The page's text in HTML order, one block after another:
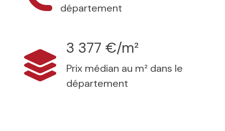
département
3 377 €/m²
Prix médian au m² dans le
département